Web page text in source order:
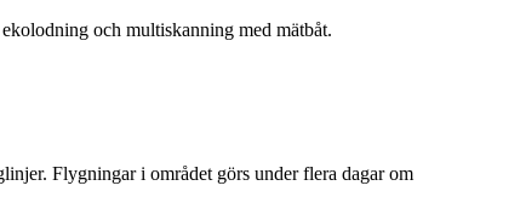
och multiskanning med mätbåt.
Flygningar i området görs under flera dagar om